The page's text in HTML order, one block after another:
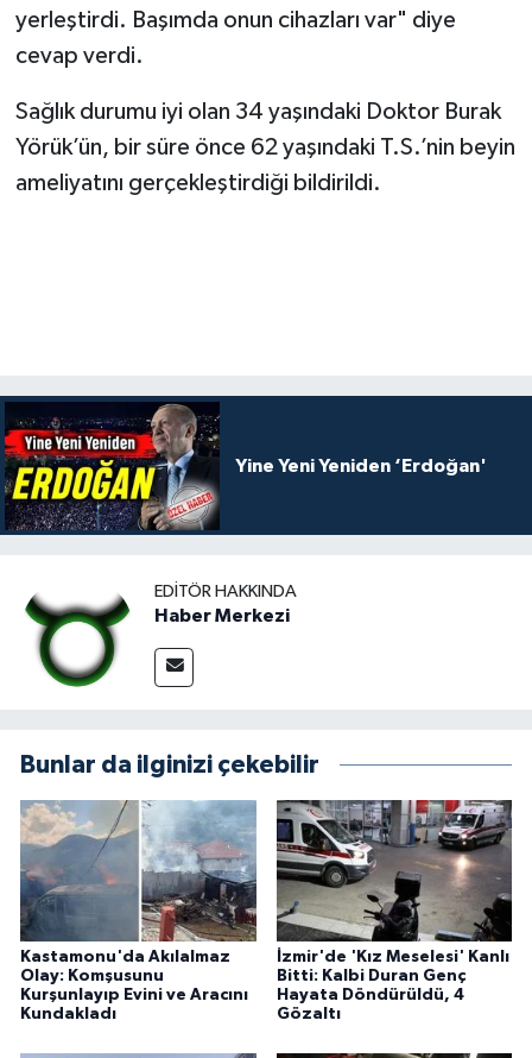
yerleştirdi. Başımda onun cihazları var" diye
cevap verdi.
Sağlık durumu iyi olan 34 yaşındaki Doktor Burak
Yörük’ün, bir süre önce 62 yaşındaki T.S.’nin beyin
ameliyatını gerçekleştirdiği bildirildi.
Yine Yeni Yeniden ‘Erdoğan'
EDITÖR HAKKINDA
Haber Merkezi
Bunlar da ilginizi çekebilir
Kastamonu'da Akılalmaz
Olay: Komşusunu
Kurşunlayıp Evini ve Aracını
Kundakladı
İzmir'de 'Kız Meselesi' Kanlı
Bitti: Kalbi Duran Genç
Hayata Döndürüldü, 4
Gözaltı